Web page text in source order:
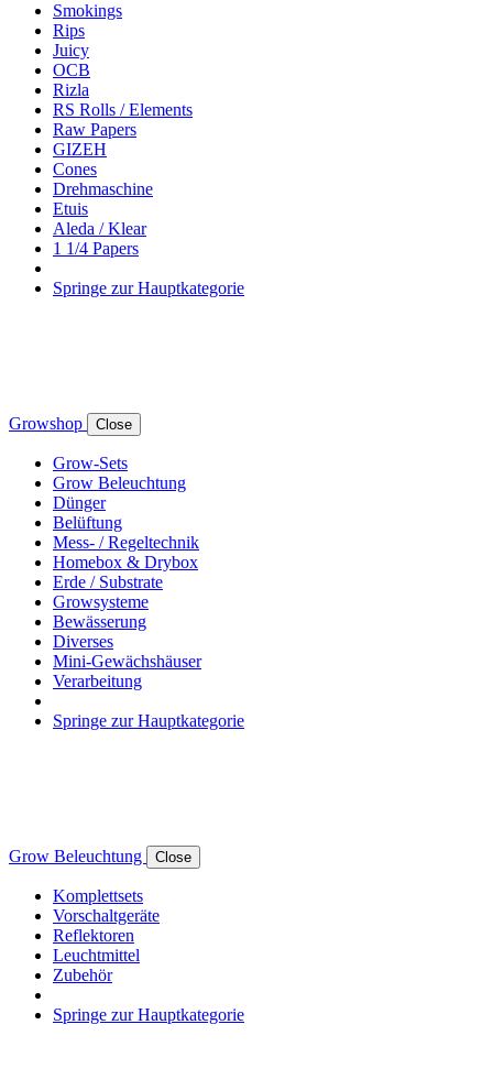
Smokings
Rips
Juicy
OCB
Rizla
RS Rolls / Elements
Raw Papers
GIZEH
Cones
Drehmaschine
Etuis
Aleda / Klear
1 1/4 Papers
Springe zur Hauptkategorie
Growshop Close
Grow-Sets
Grow Beleuchtung
Dünger
Belüftung
Mess- / Regeltechnik
Homebox & Drybox
Erde / Substrate
Growsysteme
Bewässerung
Diverses
Mini-Gewächshäuser
Verarbeitung
Springe zur Hauptkategorie
Grow Beleuchtung Close
Komplettsets
Vorschaltgeräte
Reflektoren
Leuchtmittel
Zubehör
Springe zur Hauptkategorie